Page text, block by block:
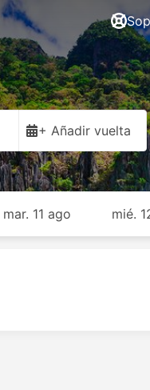
+ Añadir vuelta
mar. 11 ago mié.